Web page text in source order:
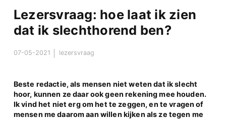
Lezersvraag: hoe laat ik zien
dat ik slechthorend ben?
07-05-2021 lezersvraag
Beste redactie, als mensen niet weten dat ik slecht
hoor, kunnen ze daar ook geen rekening mee houden.
Ik vind het niet erg om het te zeggen, en te vragen of
mensen me daarom aan willen kijken als ze tegen me